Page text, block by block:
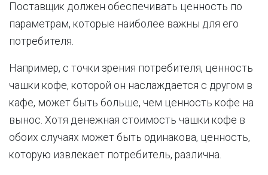
Поставщик должен обеспечивать ценность по
параметрам, которые наиболее важны для его
потребителя.
Например, с точки зрения потребителя, ценность
чашки кофе, которой он наслаждается с другом в
кафе, может быть больше, чем ценность кофе на
вынос. Хотя денежная стоимость чашки кофе в
обоих случаях может быть одинакова, ценность,
которую извлекает потребитель, различна.